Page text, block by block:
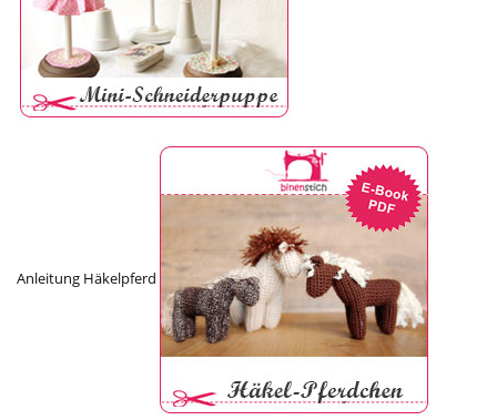
Anleitung Häkelpferd